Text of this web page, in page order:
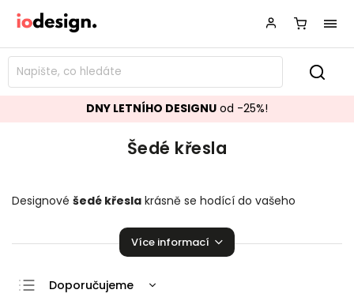
DNY LETNÍHO DESIGNU od -25%!
Šedé křesla
Designové šedé křesla krásně se hodící do vašeho
Více informací
Doporučujeme